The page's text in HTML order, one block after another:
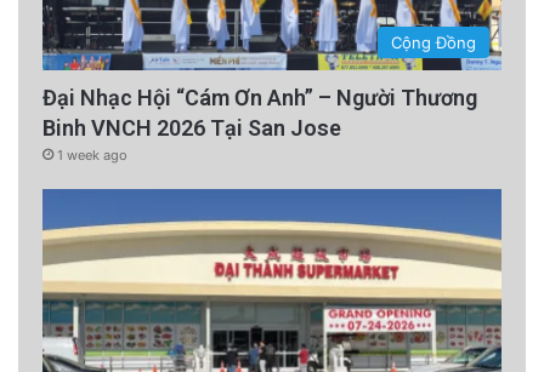
Cộng Đồng
Đại Nhạc Hội “Cám Ơn Anh” – Người Thương
Binh VNCH 2026 Tại San Jose
1 week ago